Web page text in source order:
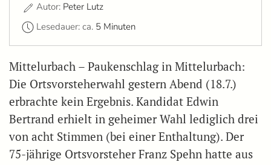
Autor: Peter Lutz
Lesedauer: ca. 5 Minuten
Mittelurbach – Paukenschlag in Mittelurbach:
Die Ortsvorsteherwahl gestern Abend (18.7.)
erbrachte kein Ergebnis. Kandidat Edwin
Bertrand erhielt in geheimer Wahl lediglich drei
von acht Stimmen (bei einer Enthaltung). Der
75-jährige Ortsvorsteher Franz Spehn hatte aus